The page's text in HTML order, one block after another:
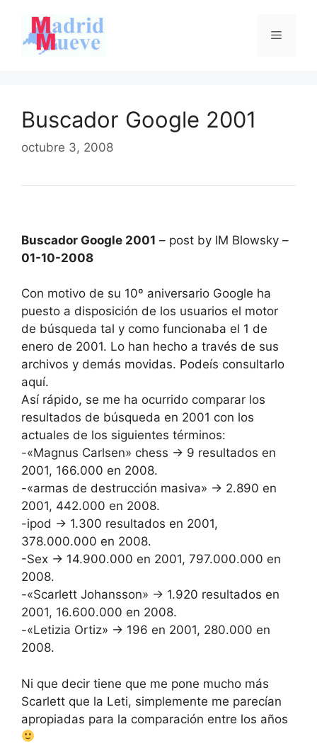
contenido
Menú
Buscador Google 2001
octubre 3, 2008
Buscador Google 2001 – post by IM Blowsky –
01-10-2008
Con motivo de su 10º aniversario Google ha
puesto a disposición de los usuarios el motor
de búsqueda tal y como funcionaba el 1 de
enero de 2001. Lo han hecho a través de sus
archivos y demás movidas. Podeís consultarlo
aquí.
Así rápido, se me ha ocurrido comparar los
resultados de búsqueda en 2001 con los
actuales de los siguientes términos:
-«Magnus Carlsen» chess -> 9 resultados en
2001, 166.000 en 2008.
-«armas de destrucción masiva» -> 2.890 en
2001, 442.000 en 2008.
-ipod -> 1.300 resultados en 2001,
378.000.000 en 2008.
-Sex -> 14.900.000 en 2001, 797.000.000 en
2008.
-«Scarlett Johansson» -> 1.920 resultados en
2001, 16.600.000 en 2008.
-«Letizia Ortiz» -> 196 en 2001, 280.000 en
2008.
Ni que decir tiene que me pone mucho más
Scarlett que la Leti, simplemente me parecían
apropiadas para la comparación entre los años